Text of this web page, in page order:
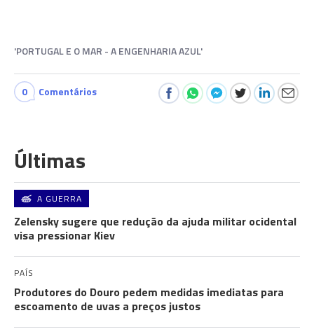
'PORTUGAL E O MAR - A ENGENHARIA AZUL'
0 Comentários
Últimas
A GUERRA
Zelensky sugere que redução da ajuda militar ocidental
visa pressionar Kiev
PAÍS
Produtores do Douro pedem medidas imediatas para
escoamento de uvas a preços justos